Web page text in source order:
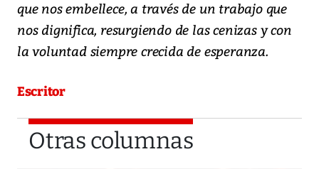
que nos embellece, a través de un trabajo que
nos dignifica, resurgiendo de las cenizas y con
la voluntad siempre crecida de esperanza.
Escritor
Otras columnas